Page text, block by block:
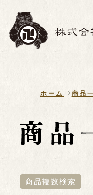
ホーム 商品
商品複数検索